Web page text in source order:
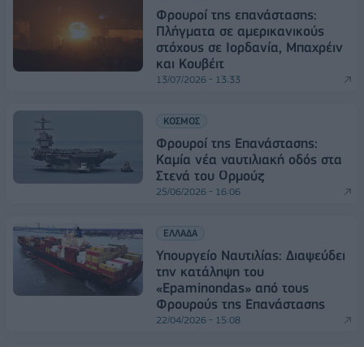
Φρουροί της επανάστασης:
Πλήγματα σε αμερικανικούς
στόχους σε Ιορδανία, Μπαχρέιν
και Κουβέιτ
13/07/2026 - 13:33
ΚΟΣΜΟΣ
Φρουροί της Επανάστασης:
Καμία νέα ναυτιλιακή οδός στα
Στενά του Ορμούζ
25/06/2026 - 16:06
ΕΛΛΑΔΑ
Υπουργείο Ναυτιλίας: Διαψεύδει
την κατάληψη του
«Epaminondas» από τους
Φρουρούς της Επανάστασης
22/04/2026 - 15:08